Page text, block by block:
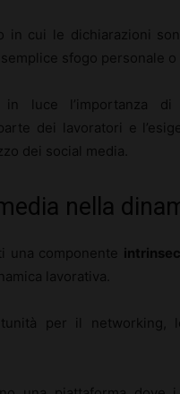
in cui le dichiarazioni
sfogo personale
in luce l’importanza
dei lavoratori e
dei social media.
nella
una componente
lavorativa.
per il networking,